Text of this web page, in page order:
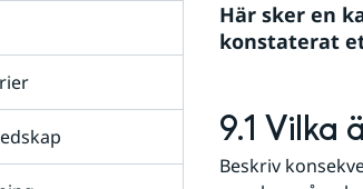
Här sker en
konstaterat
9.1 Vilka
Beskriv